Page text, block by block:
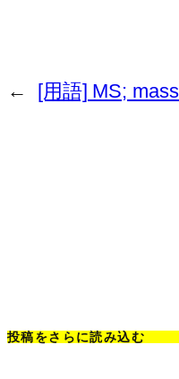
← [用語] MS;
投稿をさらに読み込む